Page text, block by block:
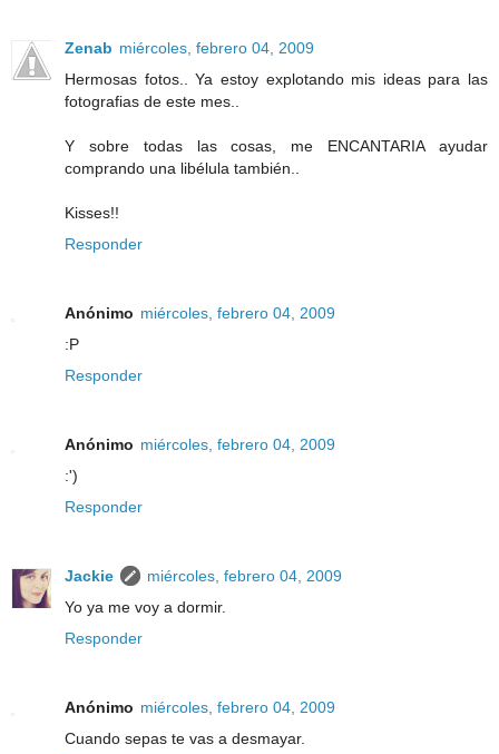
Zenab miércoles, febrero 04, 2009
Hermosas fotos.. Ya estoy explotando mis ideas para las
fotografias de este mes..
Y sobre todas las cosas, me ENCANTARIA ayudar
comprando una libélula también..
Kisses!!
Responder
Anónimo miércoles, febrero 04, 2009
:P
Responder
Anónimo miércoles, febrero 04, 2009
:')
Responder
Jackie
miércoles, febrero 04, 2009
Yo ya me voy a dormir.
Responder
Anónimo miércoles, febrero 04, 2009
Cuando sepas te vas a desmayar.